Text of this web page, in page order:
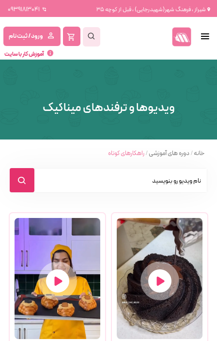
شیراز ، فرهنگ شهر(شهیدرجایی) ، قبل از کوچه 35 09391813041
ورود / ثبت نام
آموزش کار با سایت
ویدیوها و ترفندهای میناکیک
خانه/دوره های آموزشی/راهکارهای کوتاه